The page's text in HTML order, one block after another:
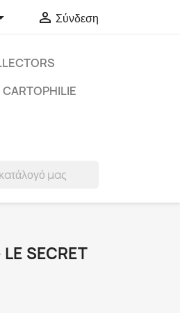
 Σύνδεση
CARTOPHILIE
SECRET